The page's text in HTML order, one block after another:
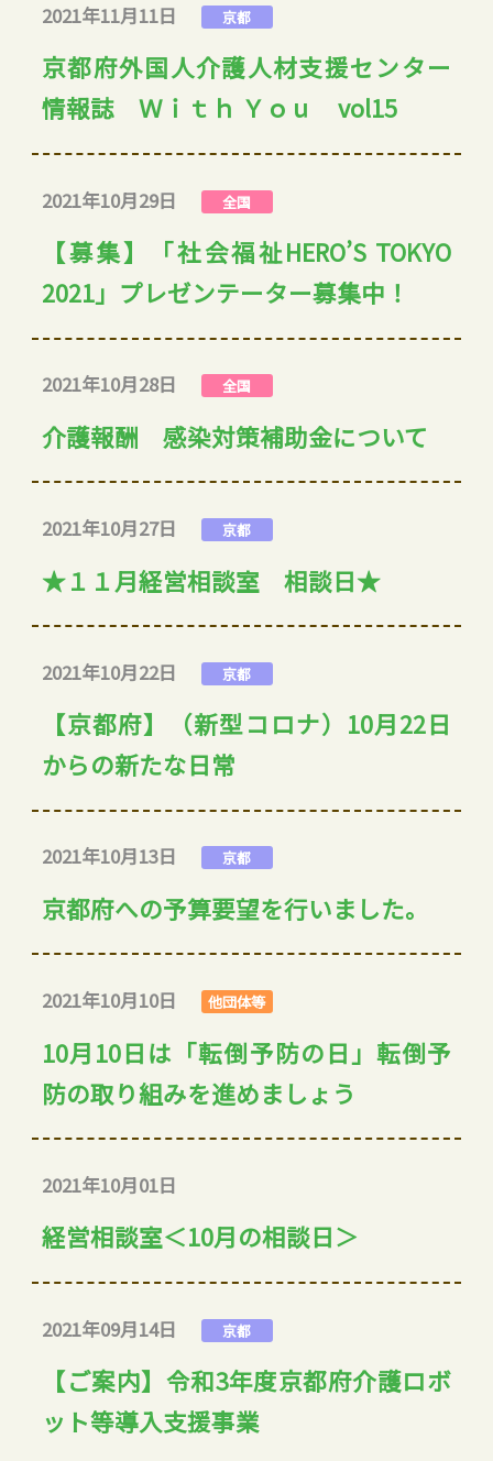
2021年11月11日 京都
京都府外国人介護人材支援センター
情報誌 Ｗｉｔｈ Ｙｏｕ vol15
2021年10月29日 全国
【募集】「社会福祉HERO’S TOKYO
2021」プレゼンテーター募集中！
2021年10月28日 全国
介護報酬 感染対策補助金について
2021年10月27日 京都
★１１月経営相談室 相談日★
2021年10月22日 京都
【京都府】（新型コロナ）10月22日
からの新たな日常
2021年10月13日 京都
京都府への予算要望を行いました。
2021年10月10日 他団体等
10月10日は「転倒予防の日」転倒予
防の取り組みを進めましょう
2021年10月01日
経営相談室＜10月の相談日＞
2021年09月14日 京都
【ご案内】令和3年度京都府介護ロボ
ット等導入支援事業